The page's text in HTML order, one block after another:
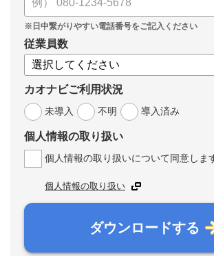
従業員数
カオナビご利用状況
未導入
不明 導入済み
個人情報の取り扱い
個人情報の取り扱いについて同意しま
個人情報の取り扱い
ダウンロードする